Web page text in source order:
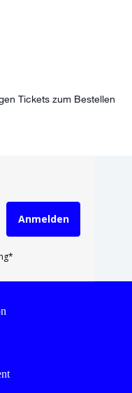
Tickets zum Bestellen
Anmelden